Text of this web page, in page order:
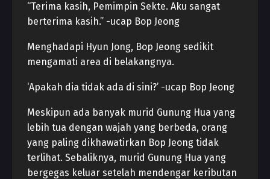
“Terima kasih, Pemimpin Sekte. Aku sangat
berterima kasih.” -ucap Bop Jeong
Menghadapi Hyun Jong, Bop Jeong sedikit
mengamati area di belakangnya.
‘Apakah dia tidak ada di sini?’ -ucap Bop Jeong
Meskipun ada banyak murid Gunung Hua yang
lebih tua dengan wajah yang berbeda, orang
yang paling dikhawatirkan Bop Jeong tidak
terlihat. Sebaliknya, murid Gunung Hua yang
bergegas keluar setelah mendengar keributan